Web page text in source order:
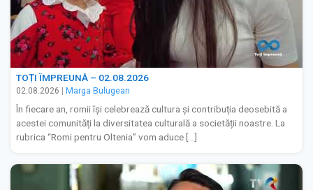
TOȚI ÎMPREUNĂ – 02.08.2026
02.08.2026 | Marga Bulugean
În fiecare an, romii își celebrează cultura și contribuția deosebită a
acestei comunități la diversitatea culturală a societății noastre. La
rubrica “Romi pentru Oltenia” vom aduce […]